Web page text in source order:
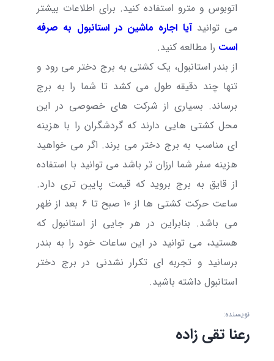
اتوبوس و مترو استفاده کنید. برای اطلاعات بیشتر
می توانیدآیا اجاره ماشین در استانبول به صرفه
است را مطالعه کنید.
از بندر استانبول، یک کشتی به برج دختر می رود و
تنها چند دقیقه طول می کشد تا شما را به برج
برساند. بسیاری از شرکت‌ های خصوصی در این
محل کشتی هایی دارند که گردشگران را با هزینه
‌ای مناسب به برج دختر می برند. اگر می خواهید
هزینه سفر شما ارزان تر باشد می توانید با استفاده
از قایق به برج بروید که قیمت پایین تری دارد.
ساعتح
رکت کشتی ها از 10 صبح تا 6 بعد از ظهر
می باشد. بنابراین در هر جایی از استانبول که
هستید، می توانید در این ساعات خود را به بندر
برسانید و تجربه ای تکرار نشدنی در برج دختر
استانبول داشته باشید.
نویسنده:
رعنا تقی زاده